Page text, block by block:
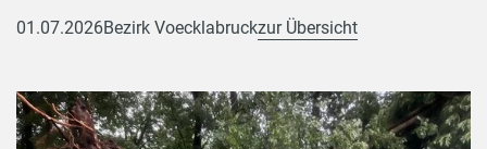
01.07.2026Bezirk Voecklabruckzur Übersicht